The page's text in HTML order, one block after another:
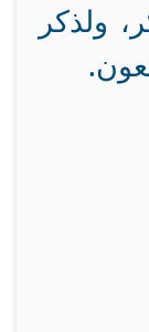
ولذكر